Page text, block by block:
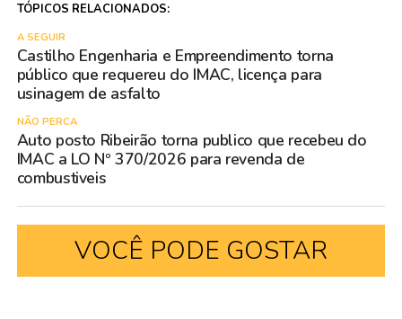
TÓPICOS RELACIONADOS:
A SEGUIR
Castilho Engenharia e Empreendimento torna
público que requereu do IMAC, licença para
usinagem de asfalto
NÃO PERCA
Auto posto Ribeirão torna publico que recebeu do
IMAC a LO Nº 370/2026 para revenda de
combustiveis
VOCÊ PODE GOSTAR